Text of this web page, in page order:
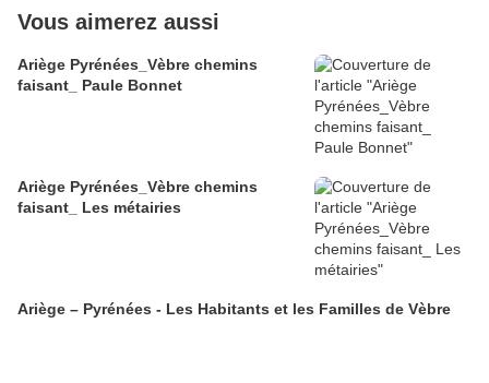
Vous aimerez aussi
Ariège Pyrénées_Vèbre chemins
faisant_ Paule Bonnet
Ariège Pyrénées_Vèbre chemins
faisant_ Les métairies
Ariège – Pyrénées - Les Habitants et les Familles de Vèbre